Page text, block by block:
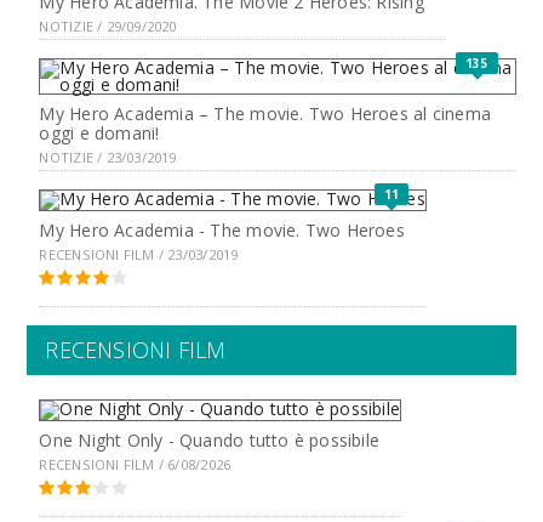
NOTIZIE / 29/09/2020
135
My Hero Academia – The movie. Two Heroes al cinema
oggi e domani!
NOTIZIE / 23/03/2019
11
My Hero Academia - The movie. Two Heroes
RECENSIONI FILM / 23/03/2019
RECENSIONI FILM
One Night Only - Quando tutto è possibile
RECENSIONI FILM / 6/08/2026